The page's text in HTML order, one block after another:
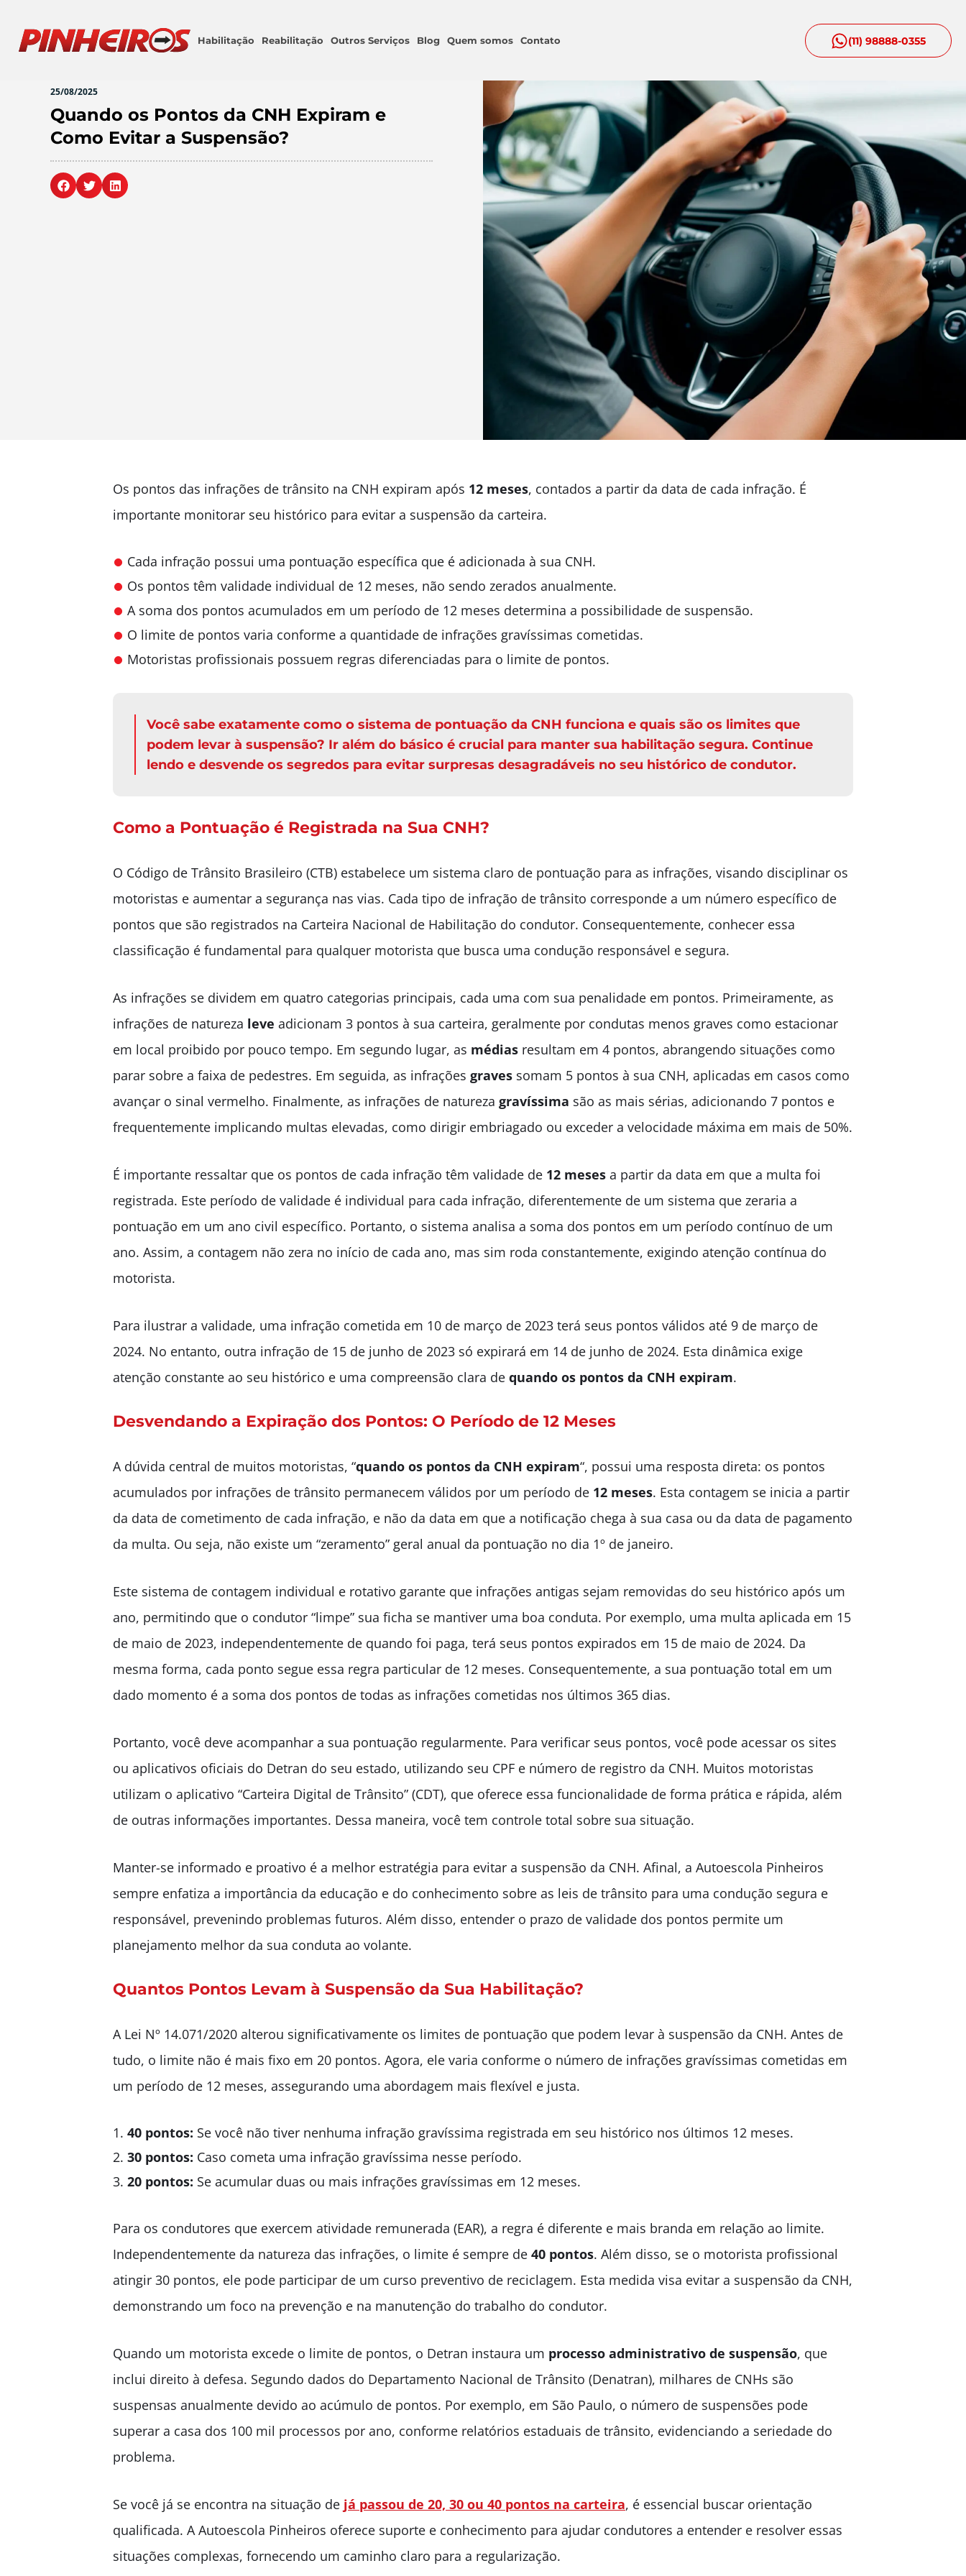
Habilitação Reabilitação Outros Serviços Blog Quem somos Contato (11) 98888-0355
25/08/2025
Quando os Pontos da CNH Expiram e
Como Evitar a Suspensão?
Os pontos das infrações de trânsito na CNH expiram após 12 meses, contados a partir da data de cada infração. É
importante monitorar seu histórico para evitar a suspensão da carteira.
Cada infração possui uma pontuação específica que é adicionada à sua CNH.
Os pontos têm validade individual de 12 meses, não sendo zerados anualmente.
A soma dos pontos acumulados em um período de 12 meses determina a possibilidade de suspensão.
O limite de pontos varia conforme a quantidade de infrações gravíssimas cometidas.
Motoristas profissionais possuem regras diferenciadas para o limite de pontos.
Você sabe exatamente como o sistema de pontuação da CNH funciona e quais são os limites que
podem levar à suspensão? Ir além do básico é crucial para manter sua habilitação segura. Continue
lendo e desvende os segredos para evitar surpresas desagradáveis no seu histórico de condutor.
Como a Pontuação é Registrada na Sua CNH?
O Código de Trânsito Brasileiro (CTB) estabelece um sistema claro de pontuação para as infrações, visando disciplinar os
motoristas e aumentar a segurança nas vias. Cada tipo de infração de trânsito corresponde a um número específico de
pontos que são registrados na Carteira Nacional de Habilitação do condutor. Consequentemente, conhecer essa
classificação é fundamental para qualquer motorista que busca uma condução responsável e segura.
As infrações se dividem em quatro categorias principais, cada uma com sua penalidade em pontos. Primeiramente, as
infrações de natureza leve adicionam 3 pontos à sua carteira, geralmente por condutas menos graves como estacionar
em local proibido por pouco tempo. Em segundo lugar, as médias resultam em 4 pontos, abrangendo situações como
parar sobre a faixa de pedestres. Em seguida, as infrações graves somam 5 pontos à sua CNH, aplicadas em casos como
avançar o sinal vermelho. Finalmente, as infrações de natureza gravíssima são as mais sérias, adicionando 7 pontos e
frequentemente implicando multas elevadas, como dirigir embriagado ou exceder a velocidade máxima em mais de 50%.
É importante ressaltar que os pontos de cada infração têm validade de 12 meses a partir da data em que a multa foi
registrada. Este período de validade é individual para cada infração, diferentemente de um sistema que zeraria a
pontuação em um ano civil específico. Portanto, o sistema analisa a soma dos pontos em um período contínuo de um
ano. Assim, a contagem não zera no início de cada ano, mas sim roda constantemente, exigindo atenção contínua do
motorista.
Para ilustrar a validade, uma infração cometida em 10 de março de 2023 terá seus pontos válidos até 9 de março de
2024. No entanto, outra infração de 15 de junho de 2023 só expirará em 14 de junho de 2024. Esta dinâmica exige
atenção constante ao seu histórico e uma compreensão clara de quando os pontos da CNH expiram.
Desvendando a Expiração dos Pontos: O Período de 12 Meses
A dúvida central de muitos motoristas, “quando os pontos da CNH expiram“, possui uma resposta direta: os pontos
acumulados por infrações de trânsito permanecem válidos por um período de 12 meses. Esta contagem se inicia a partir
da data de cometimento de cada infração, e não da data em que a notificação chega à sua casa ou da data de pagamento
da multa. Ou seja, não existe um “zeramento” geral anual da pontuação no dia 1º de janeiro.
Este sistema de contagem individual e rotativo garante que infrações antigas sejam removidas do seu histórico após um
ano, permitindo que o condutor “limpe” sua ficha se mantiver uma boa conduta. Por exemplo, uma multa aplicada em 15
de maio de 2023, independentemente de quando foi paga, terá seus pontos expirados em 15 de maio de 2024. Da
mesma forma, cada ponto segue essa regra particular de 12 meses. Consequentemente, a sua pontuação total em um
dado momento é a soma dos pontos de todas as infrações cometidas nos últimos 365 dias.
Portanto, você deve acompanhar a sua pontuação regularmente. Para verificar seus pontos, você pode acessar os sites
ou aplicativos oficiais do Detran do seu estado, utilizando seu CPF e número de registro da CNH. Muitos motoristas
utilizam o aplicativo “Carteira Digital de Trânsito” (CDT), que oferece essa funcionalidade de forma prática e rápida, além
de outras informações importantes. Dessa maneira, você tem controle total sobre sua situação.
Manter-se informado e proativo é a melhor estratégia para evitar a suspensão da CNH. Afinal, a Autoescola Pinheiros
sempre enfatiza a importância da educação e do conhecimento sobre as leis de trânsito para uma condução segura e
responsável, prevenindo problemas futuros. Além disso, entender o prazo de validade dos pontos permite um
planejamento melhor da sua conduta ao volante.
Quantos Pontos Levam à Suspensão da Sua Habilitação?
A Lei Nº 14.071/2020 alterou significativamente os limites de pontuação que podem levar à suspensão da CNH. Antes de
tudo, o limite não é mais fixo em 20 pontos. Agora, ele varia conforme o número de infrações gravíssimas cometidas em
um período de 12 meses, assegurando uma abordagem mais flexível e justa.
40 pontos: Se você não tiver nenhuma infração gravíssima registrada em seu histórico nos últimos 12 meses.
30 pontos: Caso cometa uma infração gravíssima nesse período.
20 pontos: Se acumular duas ou mais infrações gravíssimas em 12 meses.
Para os condutores que exercem atividade remunerada (EAR), a regra é diferente e mais branda em relação ao limite.
Independentemente da natureza das infrações, o limite é sempre de 40 pontos. Além disso, se o motorista profissional
atingir 30 pontos, ele pode participar de um curso preventivo de reciclagem. Esta medida visa evitar a suspensão da CNH,
demonstrando um foco na prevenção e na manutenção do trabalho do condutor.
Quando um motorista excede o limite de pontos, o Detran instaura um processo administrativo de suspensão, que
inclui direito à defesa. Segundo dados do Departamento Nacional de Trânsito (Denatran), milhares de CNHs são
suspensas anualmente devido ao acúmulo de pontos. Por exemplo, em São Paulo, o número de suspensões pode
superar a casa dos 100 mil processos por ano, conforme relatórios estaduais de trânsito, evidenciando a seriedade do
problema.
Se você já se encontra na situação de já passou de 20, 30 ou 40 pontos na carteira, é essencial buscar orientação
qualificada. A Autoescola Pinheiros oferece suporte e conhecimento para ajudar condutores a entender e resolver essas
situações complexas, fornecendo um caminho claro para a regularização.